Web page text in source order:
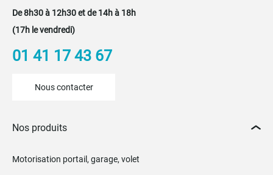
De 8h30 à 12h30 et de 14h à 18h
(17h le vendredi)
01 41 17 43 67
Nous contacter
Nos produits
Motorisation portail, garage, volet